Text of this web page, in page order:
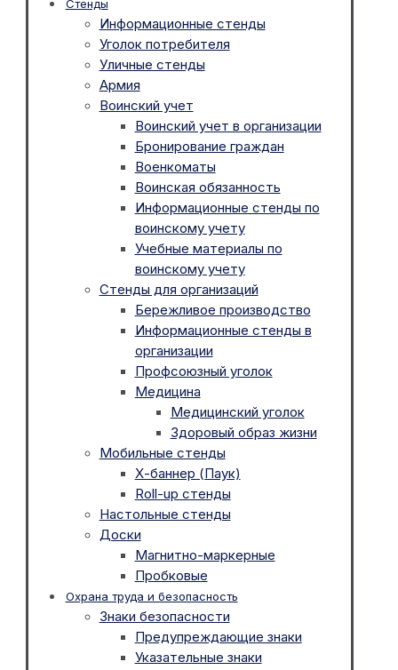
Стенды
Информационные стенды
Уголок потребителя
Уличные стенды
Армия
Воинский учет
Воинский учет в организации
Бронирование граждан
Военкоматы
Воинская обязанность
Информационные стенды по
воинскому учету
Учебные материалы по
воинскому учету
Стенды для организаций
Бережливое производство
Информационные стенды в
организации
Профсоюзный уголок
Медицина
Медицинский уголок
Здоровый образ жизни
Мобильные стенды
Х-баннер (Паук)
Roll-up стенды
Настольные стенды
Доски
Магнитно-маркерные
Пробковые
Охрана труда и безопасность
Знаки безопасности
Предупреждающие знаки
Указательные знаки